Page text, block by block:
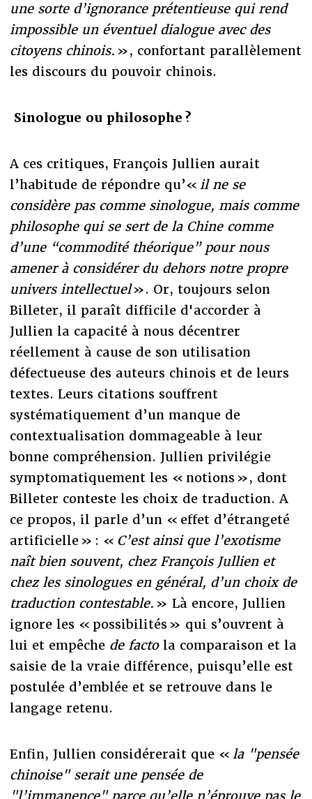
une sorte d’ignorance prétentieuse qui rend
impossible un éventuel dialogue avec des
citoyens chinois. », confortant parallèlement
les discours du pouvoir chinois.
Sinologue ou philosophe ?
A ces critiques, François Jullien aurait
l’habitude de répondre qu’« il ne se
considère pas comme sinologue, mais comme
philosophe qui se sert de la Chine comme
d’une “commodité théorique” pour nous
amener à considérer du dehors notre propre
univers intellectuel». Or, toujours selon
Billeter, il paraît difficile d'accorder à
Jullien la capacité à nous décentrer
réellement à cause de son utilisation
défectueuse des auteurs chinois et de leurs
textes. Leurs citations souffrent
systématiquement d’un manque de
contextualisation dommageable à leur
bonne compréhension. Jullien privilégie
symptomatiquement les « notions », dont
Billeter conteste les choix de traduction. A
ce propos, il parle d’un « effet d’étrangeté
artificielle » : « C’est ainsi que l’exotisme
naît bien souvent, chez François Jullien et
chez les sinologues en général, d’un choix de
traduction contestable. » Là encore, Jullien
ignore les « possibilités » qui s’ouvrent à
lui et empêche de factola comparaison et la
saisie de la vraie différence, puisqu’elle est
postulée d’emblée et se retrouve dans le
langage retenu.
Enfin, Jullien considérerait que « la "pensée
chinoise" serait une pensée de